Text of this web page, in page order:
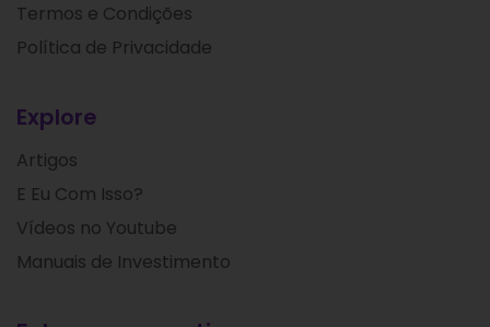
Termos e Condições
Política de Privacidade
Explore
Artigos
E Eu Com Isso?
Vídeos no Youtube
Manuais de Investimento